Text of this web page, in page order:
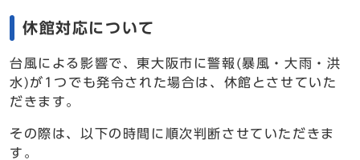
休館対応について
台風による影響で、東大阪市に警報(暴風・大雨・洪
水)が1つでも発令された場合は、休館とさせていた
だきます。
その際は、以下の時間に順次判断させていただきま
す。